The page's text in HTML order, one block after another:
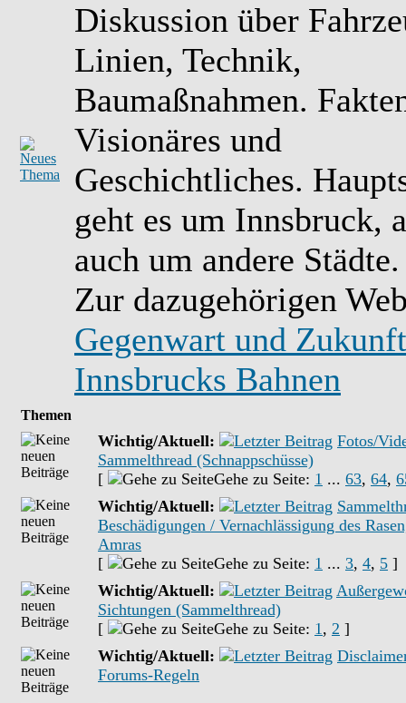
Diskussion über
Linien, Technik,
Baumaßnahmen.
Visionäres und
Geschichtliches.
geht es um Innsbruck,
auch um andere Städte.
Zur dazugehörigen
Gegenwart und
Innsbrucks Bahnen
Themen
Wichtig/Aktuell:
Fotos/
Sammelthread (Schnappschüsse)
[
Gehe zu Seite: 1 ... 63, 64,
Wichtig/Aktuell:
Beschädigungen / Vernachlässigung des
Amras
[
Gehe zu Seite: 1 ... 3, 4, 5 ]
Wichtig/Aktuell:
Sichtungen (Sammelthread)
[
Gehe zu Seite: 1, 2 ]
Wichtig/Aktuell:
Forums-Regeln